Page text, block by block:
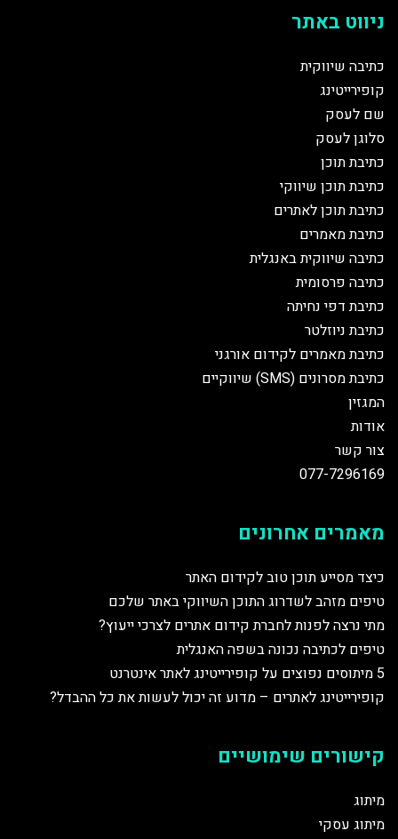
ניווט באתר
כתיבה שיווקית
קופירייטינג
שם לעסק
סלוגן לעסק
כתיבת תוכן
כתיבת תוכן שיווקי
כתיבת תוכן לאתרים
כתיבת מאמרים
כתיבה שיווקית באנגלית
כתיבה פרסומית
כתיבת דפי נחיתה
כתיבת ניוזלטר
כתיבת מאמרים לקידום אורגני
כתיבת מסרונים (SMS) שיווקיים
המגזין
אודות
צור קשר
077-7296169
מאמרים אחרונים
כיצד מסייע תוכן טוב לקידום האתר
טיפים מזהב לשדרוג התוכן השיווקי באתר שלכם
מתי נרצה לפנות לחברת קידום אתרים לצרכי ייעוץ?
טיפים לכתיבה נכונה בשפה האנגלית
5 מיתוסים נפוצים על קופירייטינג לאתר אינטרנט
קופירייטינג לאתרים – מדוע זה יכול לעשות את כל ההבדל?
קישורים שימושיים
מיתוג
מיתוג עסקי